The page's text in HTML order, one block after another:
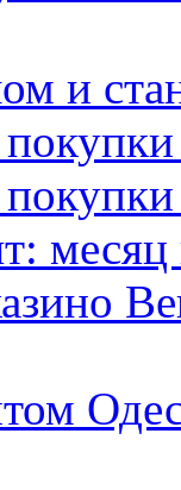
и
месяц